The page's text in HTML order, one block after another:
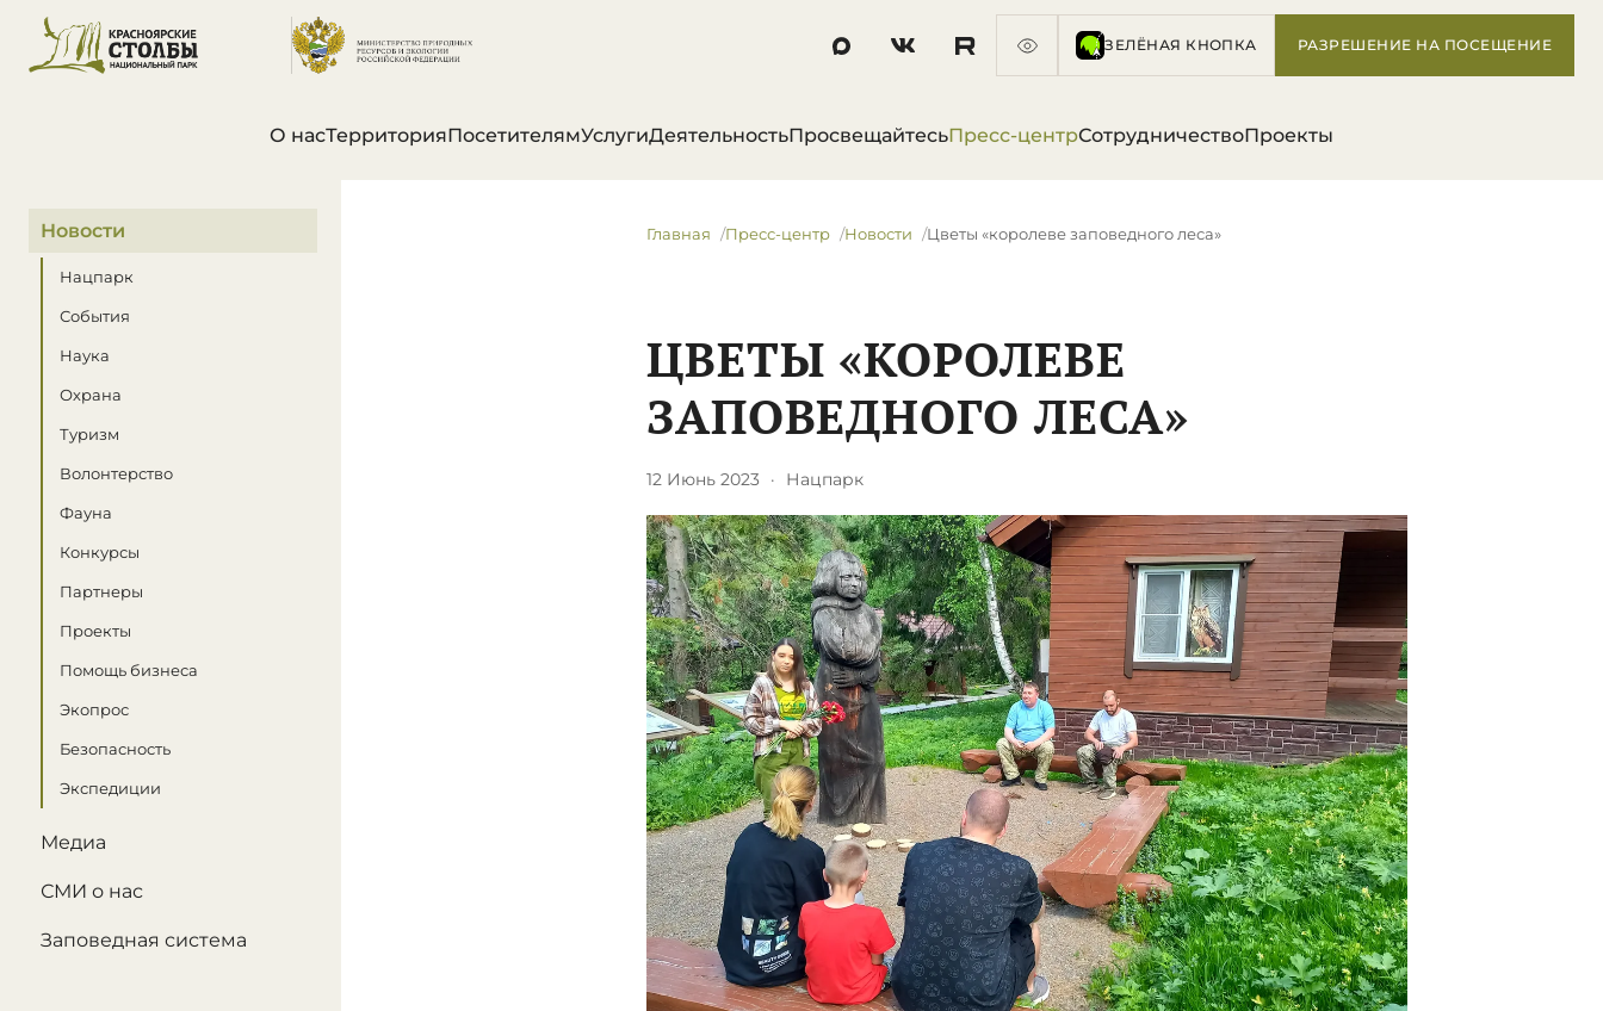
ЗЕЛЁНАЯ КНОПКА РАЗРЕШЕНИЕ НА ПОСЕЩЕНИЕ
О насТерриторияПосетителямУслугиДеятельностьПросвещайтесьПресс-центрСотрудничествоПроекты
В этом разделе
Новости
Нацпарк
События
Наука
Охрана
Туризм
Волонтерство
Фауна
Конкурсы
Партнеры
Проекты
Помощь бизнеса
Экопрос
Безопасность
Экспедиции
Медиа
СМИ о нас
Заповедная система
Главная Пресс-центр Новости Цветы «королеве заповедного леса»
ЦВЕТЫ «КОРОЛЕВЕ
ЗАПОВЕДНОГО ЛЕСА»
12 Июнь 2023 · Нацпарк